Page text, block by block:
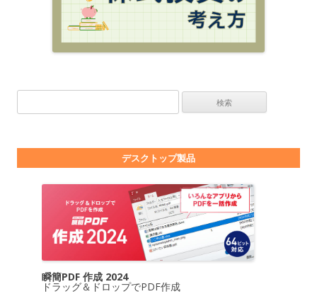
デスクトップ製品
瞬簡PDF 作成 2024
ドラッグ＆ドロップでPDF作成